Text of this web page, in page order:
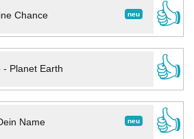
neu
Chance
👍
- Planet Earth
👍
neu
Name
👍